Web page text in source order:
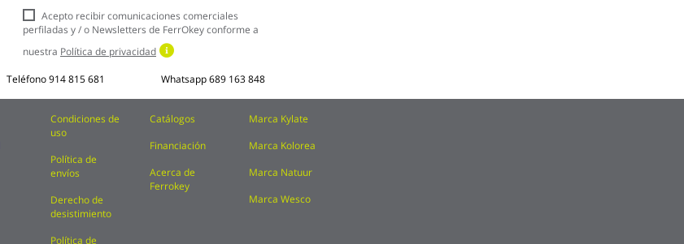
boletín
noticias:
Acepto recibir comunicaciones comerciales
perfiladas y / o Newsletters de FerrOkey conforme a
nuestra Política de privacidad
Teléfono914 815 681 Whatsapp689 163 848
Condiciones de
uso
Política de
envíos
Derecho de
desistimiento
Política de
Catálogos
Financiación
Acerca de
Ferrokey
Marca Kylate
Marca Kolorea
Marca Natuur
Marca Wesco